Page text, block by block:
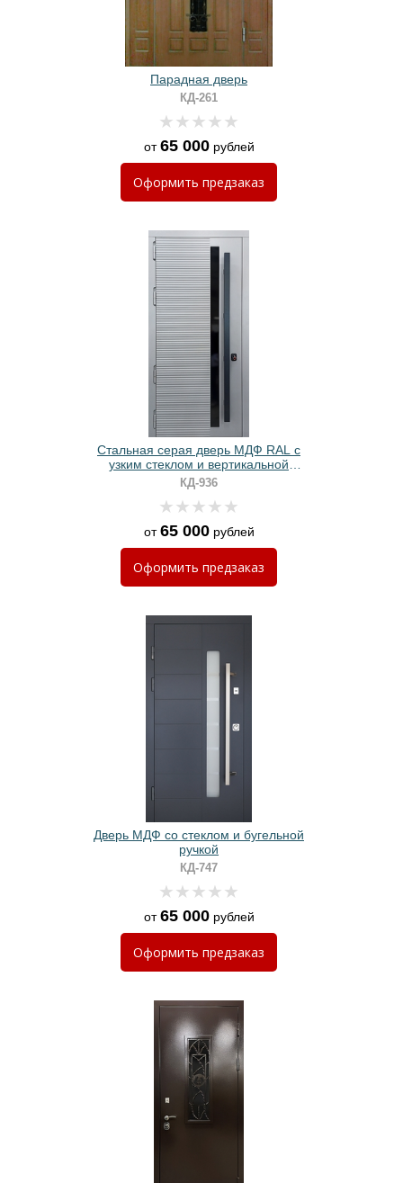
Парадная дверь
КД-261
от65 000рублей
Оформить предзаказ
Стальная серая дверь МДФ RAL с
узким стеклом и вертикальной
ручкой
КД-936
от65 000рублей
Оформить предзаказ
Дверь МДФ со стеклом и бугельной
ручкой
КД-747
от65 000рублей
Оформить предзаказ